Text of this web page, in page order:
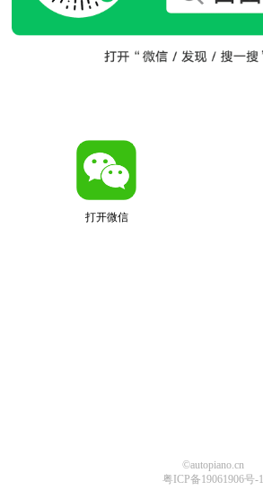
打开微信
©autopiano.cn
粤ICP备19061906号-1